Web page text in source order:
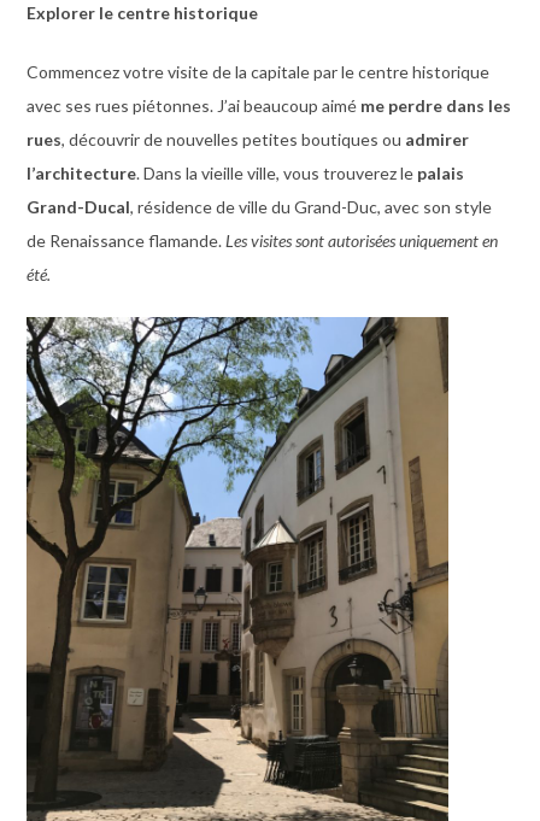
Explorer le centre historique
Commencez votre visite de la capitale par le centre historique
avec ses rues piétonnes. J’ai beaucoup aimé me perdre dans les
rues, découvrir de nouvelles petites boutiques ou admirer
l’architecture. Dans la vieille ville, vous trouverez le palais
Grand-Ducal, résidence de ville du Grand-Duc, avec son style
de Renaissance flamande.Les visites sont autorisées uniquement en
été.